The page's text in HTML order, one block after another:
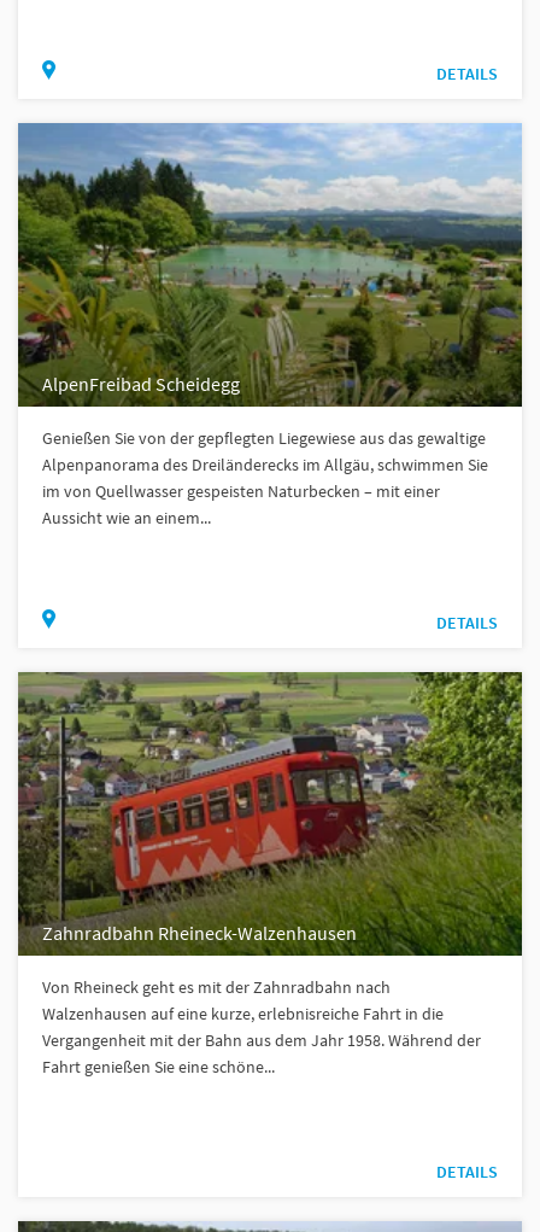
DETAILS
AlpenFreibad Scheidegg
Genießen Sie von der gepflegten Liegewiese aus das gewaltige
Alpenpanorama des Dreiländerecks im Allgäu, schwimmen Sie
im von Quellwasser gespeisten Naturbecken – mit einer
Aussicht wie an einem...
DETAILS
Zahnradbahn Rheineck-Walzenhausen
Von Rheineck geht es mit der Zahnradbahn nach
Walzenhausen auf eine kurze, erlebnisreiche Fahrt in die
Vergangenheit mit der Bahn aus dem Jahr 1958. Während der
Fahrt genießen Sie eine schöne...
DETAILS